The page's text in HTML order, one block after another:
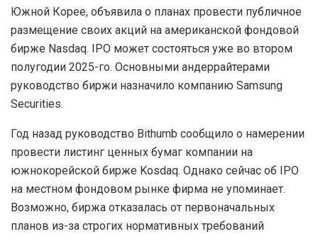
Южной Корее, объявила о планах провести публичное
размещение своих акций на американской фондовой
бирже Nasdaq. IPO может состояться уже во втором
полугодии 2025-го. Основными андеррайтерами
руководство биржи назначило компанию Samsung
Securities.
Год назад руководство Bithumb сообщило о намерении
провести листинг ценных бумаг компании на
южнокорейской бирже Kosdaq. Однако сейчас об IPO
на местном фондовом рынке фирма не упоминает.
Возможно, биржа отказалась от первоначальных
планов из-за строгих нормативных требований